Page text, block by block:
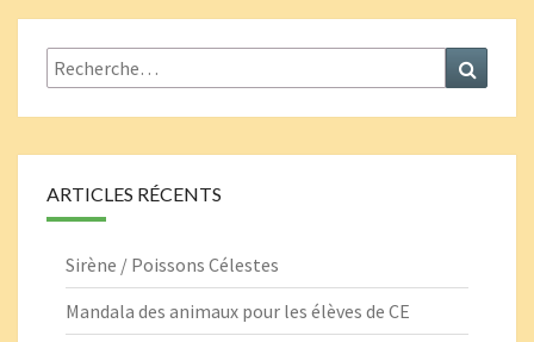
Rechercher :
ARTICLES RÉCENTS
Sirène / Poissons Célestes
Mandala des animaux pour les élèves de CE